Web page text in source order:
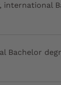
international
Bachelor